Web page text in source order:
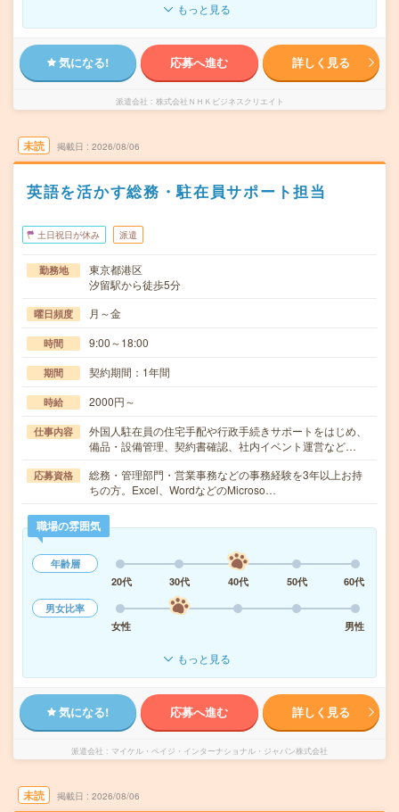
もっと見る
気になる! 応募へ進む 詳しく見る
派遣会社 株式会社ＮＨＫビジネスクリエイト
未読 掲載日 2026/08/06
英語を活かす総務・駐在員サポート担当
土日祝日が休み 派遣
勤務地
東京都港区
汐留駅から徒歩5分
曜日頻度 月～金
時間 9:00～18:00
期間 契約期間：1年間
時給 2000円～
仕事内容
外国人駐在員の住宅手配や行政手続きサポートをはじめ、
備品・設備管理、契約書確認、社内イベント運営など…
応募資格
総務・管理部門・営業事務などの事務経験を3年以上お持
ちの方。Excel、WordなどのMicroso…
職場の雰囲気
年齢層
20代
30代 40代 50代
60代
男女比率
女性
男性
もっと見る
気になる! 応募へ進む 詳しく見る
派遣会社 マイケル・ペイジ・インターナショナル・ジャパン株式会社
未読 掲載日 2026/08/06